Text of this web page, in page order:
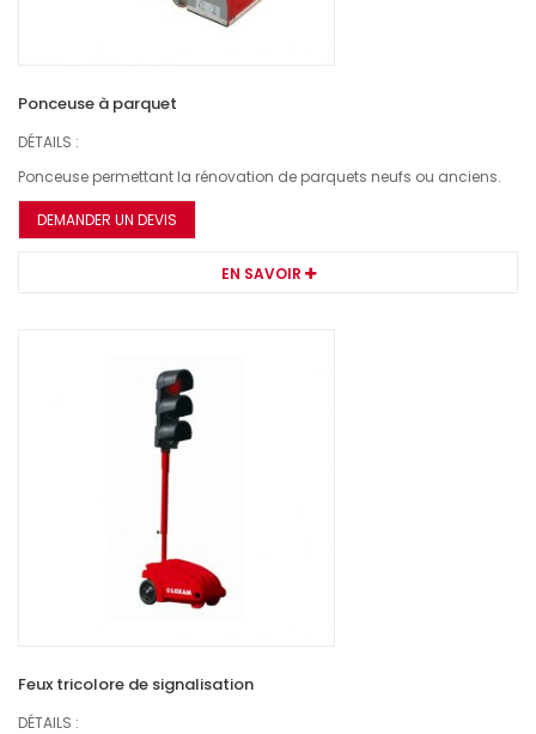
Ponceuse à parquet
DÉTAILS :
Ponceuse permettant la rénovation de parquets neufs ou anciens.
DEMANDER UN DEVIS
EN SAVOIR
Feux tricolore de signalisation
DÉTAILS :